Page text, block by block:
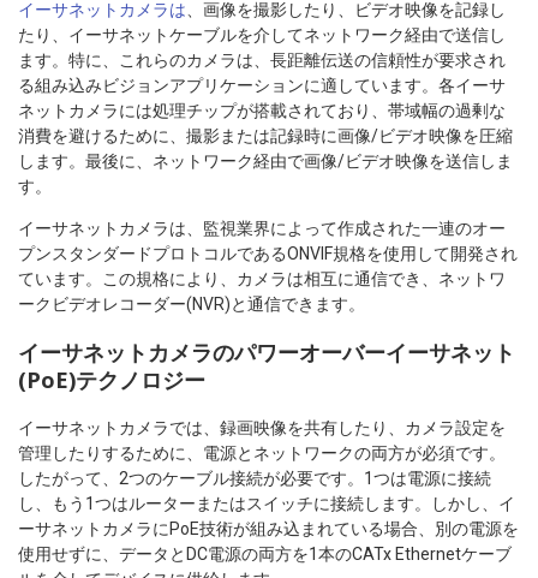
イーサネットカメラは 、画像を撮影したり、ビデオ映像を記録し
たり、イーサネットケーブルを介してネットワーク経由で送信し
ます。特に、これらのカメラは、長距離伝送の信頼性が要求され
る組み込みビジョンアプリケーションに適しています。各イーサ
ネットカメラには処理チップが搭載されており、帯域幅の過剰な
消費を避けるために、撮影または記録時に画像/ビデオ映像を圧縮
します。最後に、ネットワーク経由で画像/ビデオ映像を送信しま
す。
イーサネットカメラは、監視業界によって作成された一連のオー
プンスタンダードプロトコルであるONVIF規格を使用して開発され
ています。この規格により、カメラは相互に通信でき、ネットワ
ークビデオレコーダー(NVR)と通信できます。
イーサネットカメラのパワーオーバーイーサネット
(PoE)テクノロジー
イーサネットカメラでは、録画映像を共有したり、カメラ設定を
管理したりするために、電源とネットワークの両方が必須です。
したがって、2つのケーブル接続が必要です。1つは電源に接続
し、もう1つはルーターまたはスイッチに接続します。しかし、イ
ーサネットカメラにPoE技術が組み込まれている場合、別の電源を
使用せずに、データとDC電源の両方を1本のCATx Ethernetケーブ